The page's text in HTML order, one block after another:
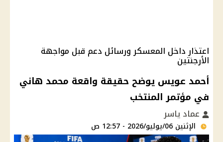
اعتذار داخل المعسكر ورسائل دعم قبل مواجهة
الأرجنتين
أحمد عويس يوضح حقيقة واقعة محمد هاني
في مؤتمر المنتخب
عماد ياسر
الإثنين 06/يوليو/2026 - 12:57 ص